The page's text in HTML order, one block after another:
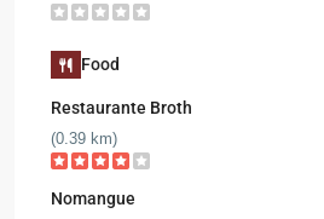
Food
Restaurante Broth
(0.39 km)
Nomangue